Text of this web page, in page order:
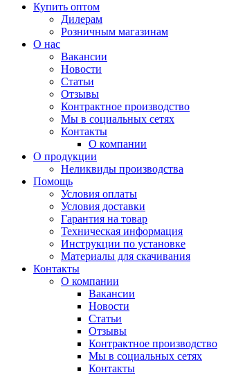
Купить оптом
Дилерам
Розничным магазинам
О нас
Вакансии
Новости
Статьи
Отзывы
Контрактное производство
Мы в социальных сетях
Контакты
О компании
О продукции
Неликвиды производства
Помощь
Условия оплаты
Условия доставки
Гарантия на товар
Техническая информация
Инструкции по установке
Материалы для скачивания
Контакты
О компании
Вакансии
Новости
Статьи
Отзывы
Контрактное производство
Мы в социальных сетях
Контакты